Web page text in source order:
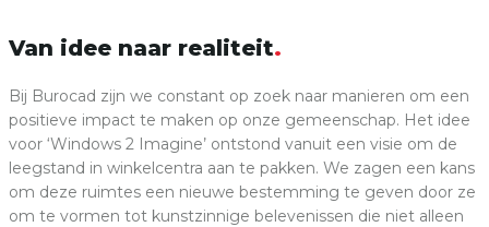
Van idee naar realiteit
Bij Burocad zijn we constant op zoek naar manieren om een
positieve impact te maken op onze gemeenschap. Het idee
voor ‘Windows 2 Imagine’ ontstond vanuit een visie om de
leegstand in winkelcentra aan te pakken. We zagen een kans
om deze ruimtes een nieuwe bestemming te geven door ze
om te vormen tot kunstzinnige belevenissen die niet alleen